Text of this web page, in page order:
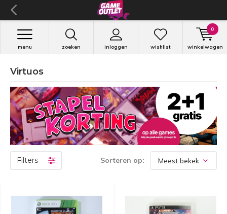
zoeken inloggen
menu wishlist winkelwagen
0
Virtuos
Filters Sorteren op: